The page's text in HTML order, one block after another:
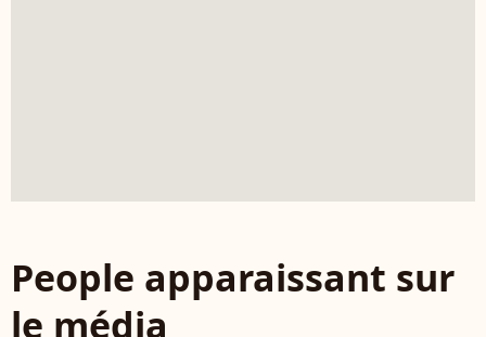
People apparaissant sur
le média